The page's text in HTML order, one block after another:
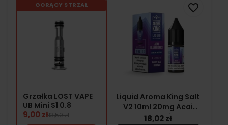
GORĄCY STRZAŁ
Grzałka LOST VAPE
UB Mini S1 0.8
9,00 zł13,50 zł
Liquid Aroma King Salt
V2 10ml 20mg Acai
Blueberries
18,02 zł
favorite_border